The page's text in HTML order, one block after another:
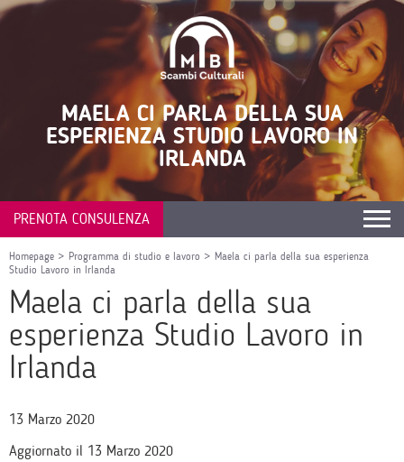
MAELA CI PARLA DELLA SUA
ESPERIENZA STUDIO LAVORO IN
IRLANDA
PRENOTA CONSULENZA
Homepage > Programma di studio e lavoro > Maela ci parla della sua esperienza
Studio Lavoro in Irlanda
Maela ci parla della sua
esperienza Studio Lavoro in
Irlanda
13 Marzo 2020
Aggiornato il 13 Marzo 2020